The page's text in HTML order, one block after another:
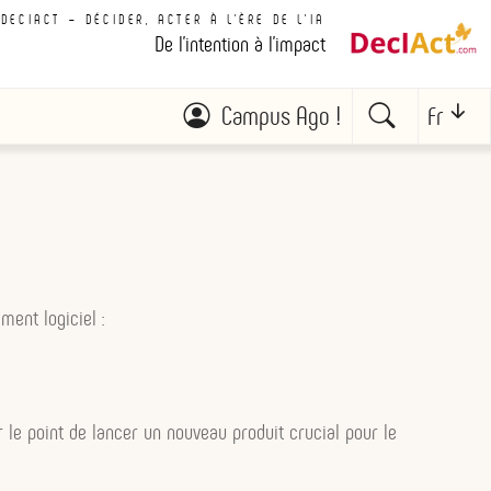
DECIACT – DÉCIDER, ACTER À L'ÈRE DE L'IA
De l'intention à l'impact
Campus Ago ! Fr
logiciel :
le point de lancer un nouveau produit crucial pour le